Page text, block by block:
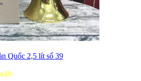
Quốc 2,5 lít số 39
đây